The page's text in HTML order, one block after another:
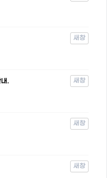
새창
. 새창
새창
새창